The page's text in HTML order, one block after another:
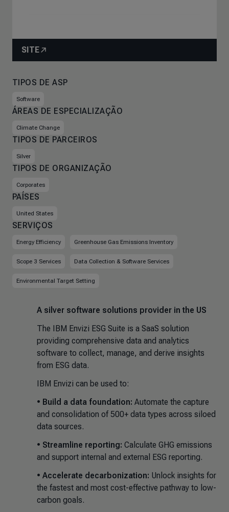
SITE
TIPOS DE ASP
Software
ÁREAS DE ESPECIALIZAÇÃO
Climate Change
TIPOS DE PARCEIROS
Silver
TIPOS DE ORGANIZAÇÃO
Corporates
PAÍSES
United States
SERVIÇOS
Energy Efficiency Greenhouse Gas Emissions Inventory
Scope 3 Services Data Collection & Software Services
Environmental Target Setting
A silver software solutions provider in the US
The IBM Envizi ESG Suite is a SaaS solution
providing comprehensive data and analytics
software to collect, manage, and derive insights
from ESG data.
IBM Envizi can be used to:
• Build a data foundation: Automate the capture
and consolidation of 500+ data types across siloed
data sources.
• Streamline reporting: Calculate GHG emissions
and support internal and external ESG reporting.
• Accelerate decarbonization: Unlock insights for
the fastest and most cost-effective pathway to low-
carbon goals.